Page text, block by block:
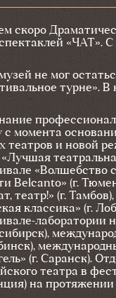
скоро
«ЧАТ». С
не мог
турне».
с момента
театров и новой
«Волшебство
Belcanto» (г.
театр!» (г.
классика» (г.
лаборатории
(г. Саранск).
театра в
на протяжении